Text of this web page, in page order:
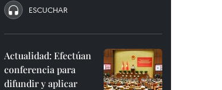
ESCUCHAR
Actualidad: Efectúan
conferencia para
difundir y aplicar